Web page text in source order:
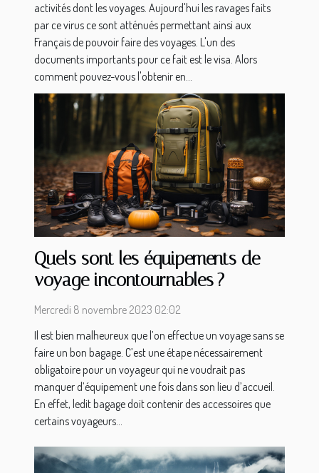
activités dont les voyages. Aujourd'hui les ravages faits
par ce virus ce sont atténués permettant ainsi aux
Français de pouvoir faire des voyages. L'un des
documents importants pour ce fait est le visa. Alors
comment pouvez-vous l'obtenir en...
Quels sont les équipements de
voyage incontournables ?
Mercredi 8 novembre 2023 02:02
Il est bien malheureux que l’on effectue un voyage sans se
faire un bon bagage. C’est une étape nécessairement
obligatoire pour un voyageur qui ne voudrait pas
manquer d’équipement une fois dans son lieu d’accueil.
En effet, ledit bagage doit contenir des accessoires que
certains voyageurs...